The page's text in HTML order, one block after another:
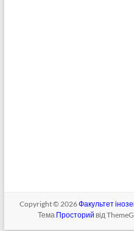
Copyright © 2026Факультет
Тема Просторий від